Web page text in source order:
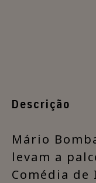
Descrição
Mário
levam a
Comédia